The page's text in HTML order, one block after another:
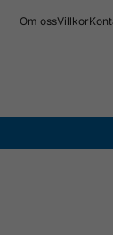
Om ossVillkor